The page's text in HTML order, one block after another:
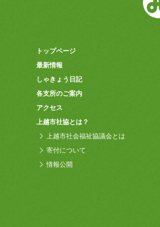
トップページ
最新情報
しゃきょう日記
各支所のご案内
アクセス
上越市社協とは？
上越市社会福祉協議会とは
寄付について
情報公開